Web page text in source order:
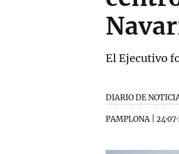
El Ejecutivo
DIARIO DE
PAMPLONA|